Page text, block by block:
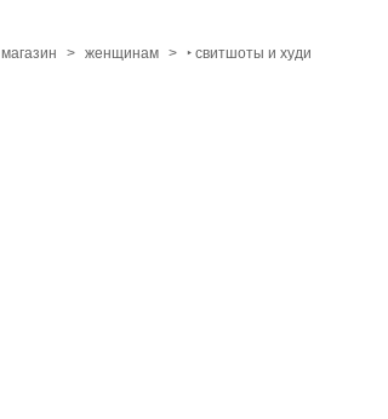
магазин > женщинам > ‣ свитшоты и худи